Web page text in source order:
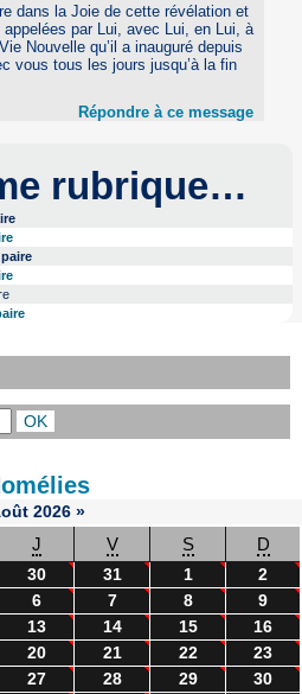
dans la Joie de cette révélation et
par Lui, avec Lui, en Lui, à
Nouvelle qu’il a inauguré depuis
vous tous les jours jusqu’à la fin
Répondre à ce message
rubrique…
2026 »
J V S D
30 31 1
2
6 7 8
9
13 14 15
16
20 21 22
23
27 28 29
30